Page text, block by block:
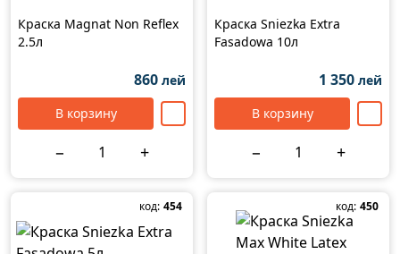
Краска Magnat Non Reflex
2.5л
860 лей
В корзину
− +
Краска Sniezka Extra
Fasadowa 10л
1 350 лей
В корзину
− +
код: 454 код: 450